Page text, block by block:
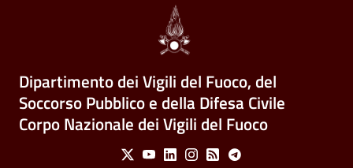
Dipartimento dei Vigili del Fuoco, del
Soccorso Pubblico e della Difesa Civile
Corpo Nazionale dei Vigili del Fuoco
Social Menu
X YoutubeLinkedinInstagram
Feed Telegram